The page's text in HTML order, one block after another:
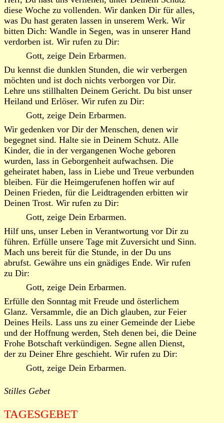
diese Woche zu vollenden. Wir danken Dir für alles,
was Du hast geraten lassen in unserem Werk. Wir
bitten Dich: Wandle in Segen, was in unserer Hand
verdorben ist. Wir rufen zu Dir:
Gott, zeige Dein Erbarmen.
Du kennst die dunklen Stunden, die wir verbergen
möchten und ist doch nichts verborgen vor Dir.
Lehre uns stillhalten Deinem Gericht. Du bist unser
Heiland und Erlöser. Wir rufen zu Dir:
Gott, zeige Dein Erbarmen.
Wir gedenken vor Dir der Menschen, denen wir
begegnet sind. Halte sie in Deinem Schutz. Alle
Kinder, die in der vergangenen Woche geboren
wurden, lass in Geborgenheit aufwachsen. Die
geheiratet haben, lass in Liebe und Treue verbunden
bleiben. Für die Heimgerufenen hoffen wir auf
Deinen Frieden, für die Leidtragenden erbitten wir
Deinen Trost. Wir rufen zu Dir:
Gott, zeige Dein Erbarmen.
Hilf uns, unser Leben in Verantwortung vor Dir zu
führen. Erfülle unsere Tage mit Zuversicht und Sinn.
Mach uns bereit für die Stunde, in der Du uns
abrufst. Gewähre uns ein gnädiges Ende. Wir rufen
zu Dir:
Gott, zeige Dein Erbarmen.
Erfülle den Sonntag mit Freude und österlichem
Glanz. Versammle, die an Dich glauben, zur Feier
Deines Heils. Lass uns zu einer Gemeinde der Liebe
und der Hoffnung werden, Steh denen bei, die Deine
Frohe Botschaft verkündigen. Segne allen Dienst,
der zu Deiner Ehre geschieht. Wir rufen zu Dir:
Gott, zeige Dein Erbarmen.
Stilles Gebet
TAGESGEBET